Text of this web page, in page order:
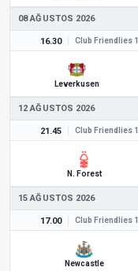
08 AĞUSTOS 2026
16.30 Club Friendlies 1
Leverkusen
12 AĞUSTOS 2026
21.45 Club Friendlies 1
N. Forest
15 AĞUSTOS 2026
17.00 Club Friendlies 1
Newcastle